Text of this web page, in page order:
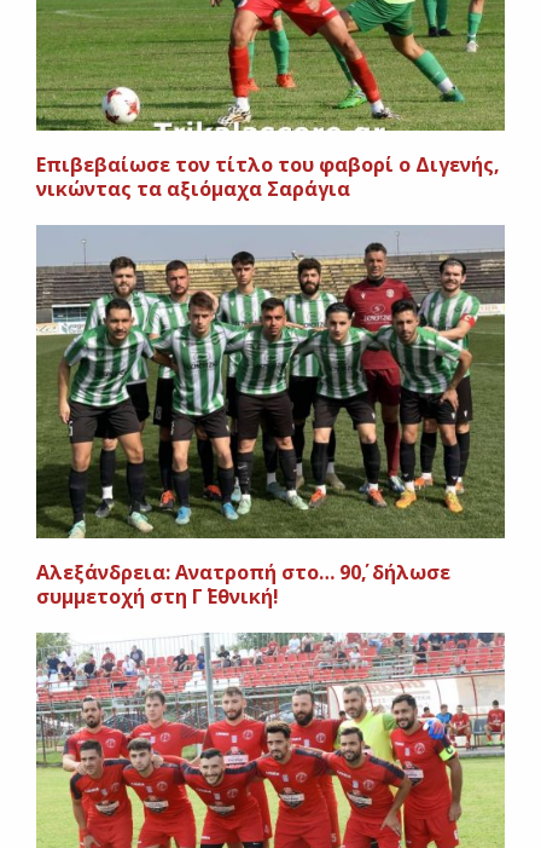
Επιβεβαίωσε τον τίτλο του φαβορί ο Διγενής,
νικώντας τα αξιόμαχα Σαράγια
Αλεξάνδρεια: Ανατροπή στο… 90΄, δήλωσε
συμμετοχή στη Γ΄ Εθνική!